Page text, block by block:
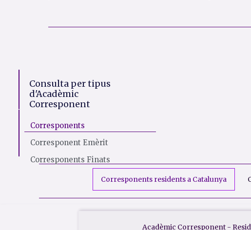
Consulta per tipus
d'Acadèmic
Corresponent
Corresponents
Corresponent Emèrit
Corresponents Finats
Corresponents residents a Catalunya
Acadèmic Corresponent -